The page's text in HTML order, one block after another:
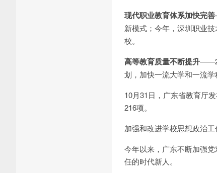
现代职业教育体系加快完善
新模式；今年，深圳职业
校。
高等教育质量不断提升
划，加快一流大学和一流
10月31日，广东省教育厅
216项。
加强和改进学校思想政治
今年以来，广东不断加强
任的时代新人。